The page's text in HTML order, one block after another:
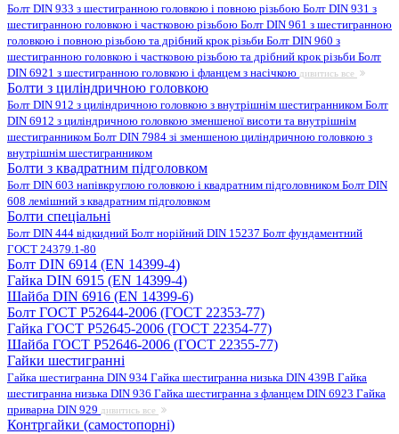
Болт DIN 933 з шестигранною головкою і повною різьбою Болт DIN 931 з
шестигранною головкою і частковою різьбою Болт DIN 961 з шестигранною
головкою і повною різьбою та дрібний крок різьби Болт DIN 960 з
шестигранною головкою і частковою різьбою та дрібний крок різьби Болт
DIN 6921 з шестигранною головкою і фланцем з насічкою дивитись все
Болти з циліндричною головкою
Болт DIN 912 з циліндричною головкою з внутрішнім шестигранником Болт
DIN 6912 з циліндричною головкою зменшеної висоти та внутрішнім
шестигранником Болт DIN 7984 зі зменшеною циліндричною головкою з
внутрішнім шестигранником
Болти з квадратним підголовком
Болт DIN 603 напівкруглою головкою і квадратним підголовником Болт DIN
608 лемішний з квадратним підголовком
Болти спеціальні
Болт DIN 444 відкидний Болт норійний DIN 15237 Болт фундаментний
ГОСТ 24379.1-80
Болт DIN 6914 (EN 14399-4)
Гайка DIN 6915 (EN 14399-4)
Шайба DIN 6916 (EN 14399-6)
Болт ГОСТ Р52644-2006 (ГОСТ 22353-77)
Гайка ГОСТ Р52645-2006 (ГОСТ 22354-77)
Шайба ГОСТ Р52646-2006 (ГОСТ 22355-77)
Гайки шестигранні
Гайка шестигранна DIN 934 Гайка шестигранна низька DIN 439B Гайка
шестигранна низька DIN 936 Гайка шестигранна з фланцем DIN 6923 Гайка
приварна DIN 929 дивитись все
Контргайки (самостопорні)